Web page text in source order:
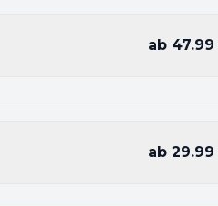
ab 47.99
ab 29.99